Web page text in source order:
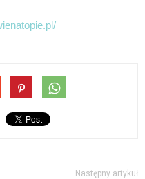
Następny artykuł